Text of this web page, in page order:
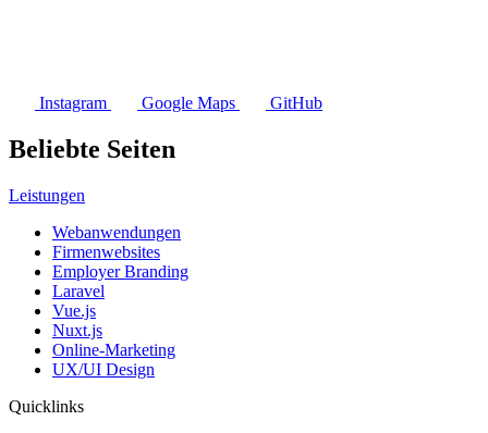
Instagram Google Maps GitHub
Beliebte Seiten
Leistungen
Webanwendungen
Firmenwebsites
Employer Branding
Laravel
Vue.js
Nuxt.js
Online-Marketing
UX/UI Design
Quicklinks